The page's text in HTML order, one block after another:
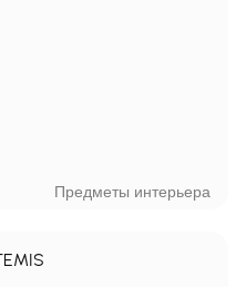
Предметы интерьера